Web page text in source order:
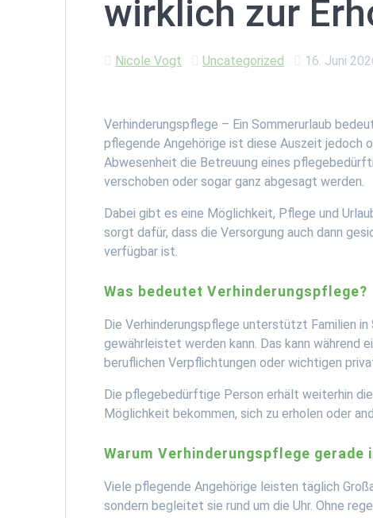
wirklich zur
Nicole Vogt Uncategorized 16. Juni
Verhinderungspflege – Ein Sommerurlaub
pflegende Angehörige ist diese Auszeit jedoch
Abwesenheit die Betreuung eines
verschoben oder sogar ganz abgesagt werden.
Dabei gibt es eine Möglichkeit, Pflege und
sorgt dafür, dass die Versorgung auch dann
verfügbar ist.
Was bedeutet Verhinderungspflege?
Die Verhinderungspflege unterstützt Familien
gewährleistet werden kann. Das kann während
beruflichen Verpflichtungen oder wichtigen
Die pflegebedürftige Person erhält weiterhin
Möglichkeit bekommen, sich zu erholen oder
Warum Verhinderungspflege
Viele pflegende Angehörige leisten täglich
sondern begleitet sie rund um die Uhr. Ohne